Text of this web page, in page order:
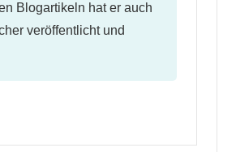
Blogartikeln hat er auch
veröffentlicht und